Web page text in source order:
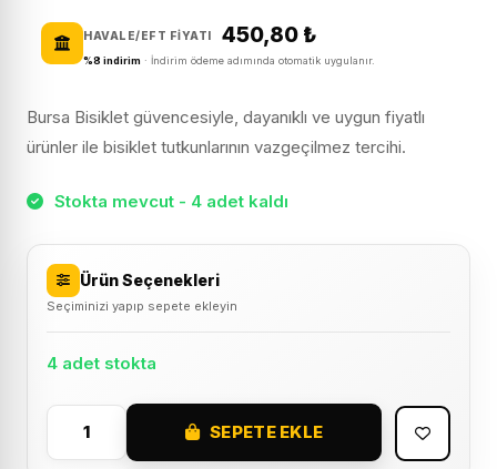
HAVALE/EFT FIYATI 450,80 ₺
%8 indirim · İndirim ödeme adımında otomatik uygulanır.
Bursa Bisiklet güvencesiyle, dayanıklı ve uygun fiyatlı
ürünler ile bisiklet tutkunlarının vazgeçilmez tercihi.
Stokta mevcut - 4 adet kaldı
Ürün Seçenekleri
Seçiminizi yapıp sepete ekleyin
4 adet stokta
Briviga
SEPETE EKLE